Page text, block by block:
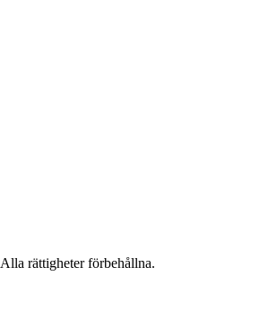
Alla rättigheter förbehållna.